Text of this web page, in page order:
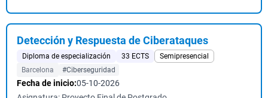
Detección y Respuesta de Ciberataques
Diploma de especialización 33 ECTS
Semipresencial
Barcelona
#Ciberseguridad
Fecha de inicio:05-10-2026